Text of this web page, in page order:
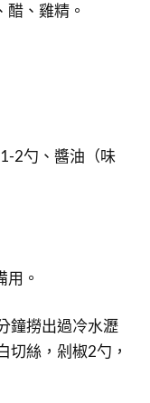
、雞精。
2勺、醬油（味
。
鐘撈出過冷水瀝
切絲，剁椒2勺，